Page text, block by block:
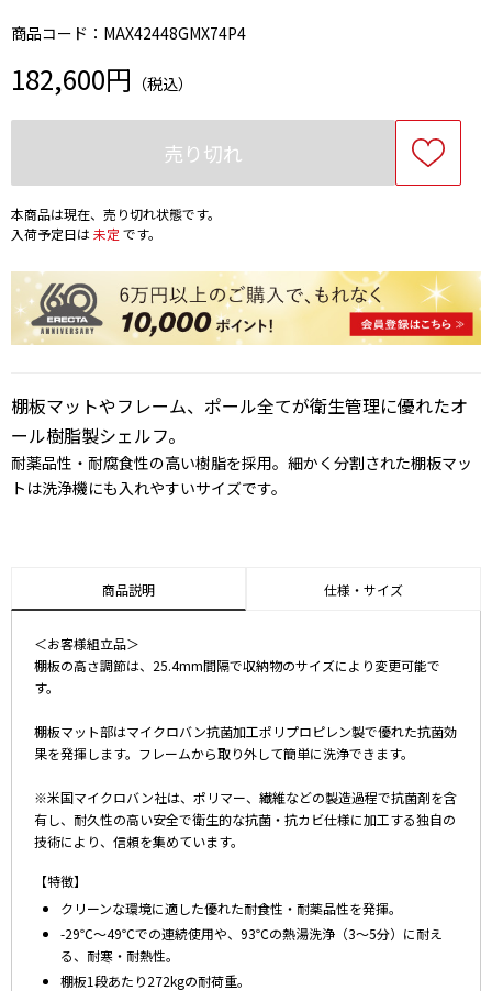
商品コード：MAX42448GMX74P4
182,600円 （税込）
売り切れ
本商品は現在、売り切れ状態です。
入荷予定日は未定 です。
棚板マットやフレーム、ポール全てが衛生管理に優れたオ
ール樹脂製シェルフ。
耐薬品性・耐腐食性の高い樹脂を採用。細かく分割された棚板マッ
トは洗浄機にも入れやすいサイズです。
商品説明 仕様・サイズ
＜お客様組立品＞
棚板の高さ調節は、25.4mm間隔で収納物のサイズにより変更可能で
す。
棚板マット部はマイクロバン抗菌加工ポリプロピレン製で優れた抗菌効
果を発揮します。フレームから取り外して簡単に洗浄できます。
※米国マイクロバン社は、ポリマー、繊維などの製造過程で抗菌剤を含
有し、耐久性の高い安全で衛生的な抗菌・抗カビ仕様に加工する独自の
技術により、信頼を集めています。
【特徴】
クリーンな環境に適した優れた耐食性・耐薬品性を発揮。
-29℃～49℃での連続使用や、93℃の熱湯洗浄（3～5分）に耐え
る、耐寒・耐熱性。
棚板1段あたり272kgの耐荷重。